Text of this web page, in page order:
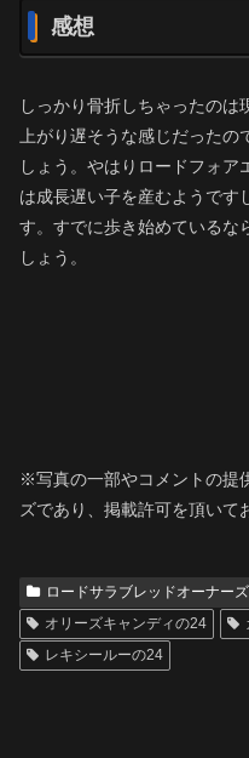
感想
しっかり骨折しちゃったの
上がり遅そうな感じだった
しょう。やはりロードフォ
は成長遅い子を産むようです
す。すでに歩き始めているな
しょう。
※写真の一部やコメントの提
ズであり、掲載許可を頂いて
ロードサラブレッドオーナーズ
オリーズキャンディの24
レキシールーの24